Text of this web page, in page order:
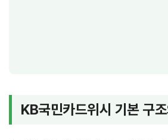
KB국민카드위시 기본 구